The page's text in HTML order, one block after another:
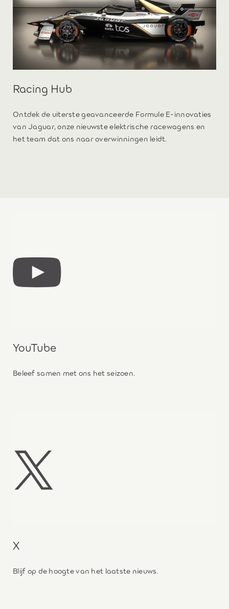
Racing Hub
Ontdek de uiterste geavanceerde Formule E-innovaties
van Jaguar, onze nieuwste elektrische racewagens en
het team dat ons naar overwinningen leidt.
YouTube
Beleef samen met ons het seizoen.
X
Blijf op de hoogte van het laatste nieuws.